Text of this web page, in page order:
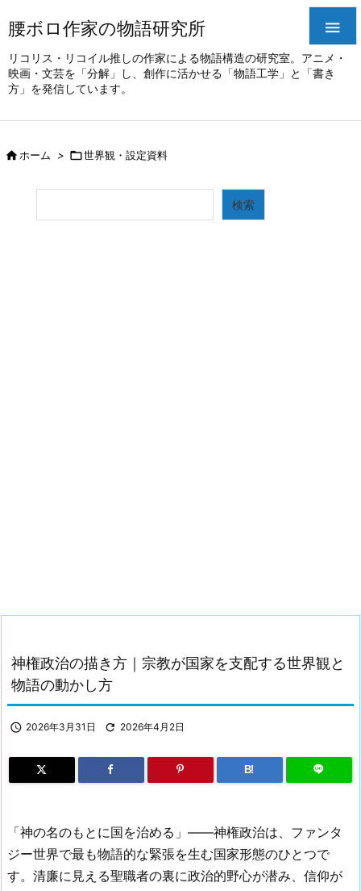
腰ボロ作家の物語研究所
リコリス・リコイル推しの作家による物語構造の研究室。アニメ・
映画・文芸を「分解」し、創作に活かせる「物語工学」と「書き
方」を発信しています。

ホーム > 世界観・設定資料
検索
神権政治の描き方｜宗教が国家を支配する世界観と
物語の動かし方
 2026年3月31日  2026年4月2日
B!
「神の名のもとに国を治める」——神権政治は、ファンタ
ジー世界で最も物語的な緊張を生む国家形態のひとつで
す。清廉に見える聖職者の裏に政治的野心が潜み、信仰が